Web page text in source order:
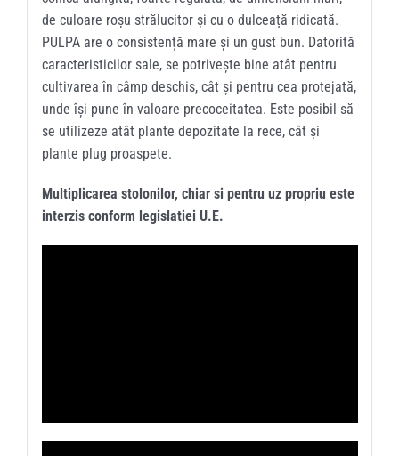
de culoare roșu strălucitor și cu o dulceață ridicată.
PULPA are o consistență mare și un gust bun. Datorită
caracteristicilor sale, se potrivește bine atât pentru
cultivarea în câmp deschis, cât și pentru cea protejată,
unde își pune în valoare precoceitatea. Este posibil să
se utilizeze atât plante depozitate la rece, cât și
plante plug proaspete.
Multiplicarea stolonilor, chiar si pentru uz propriu este
interzis conform legislatiei U.E.